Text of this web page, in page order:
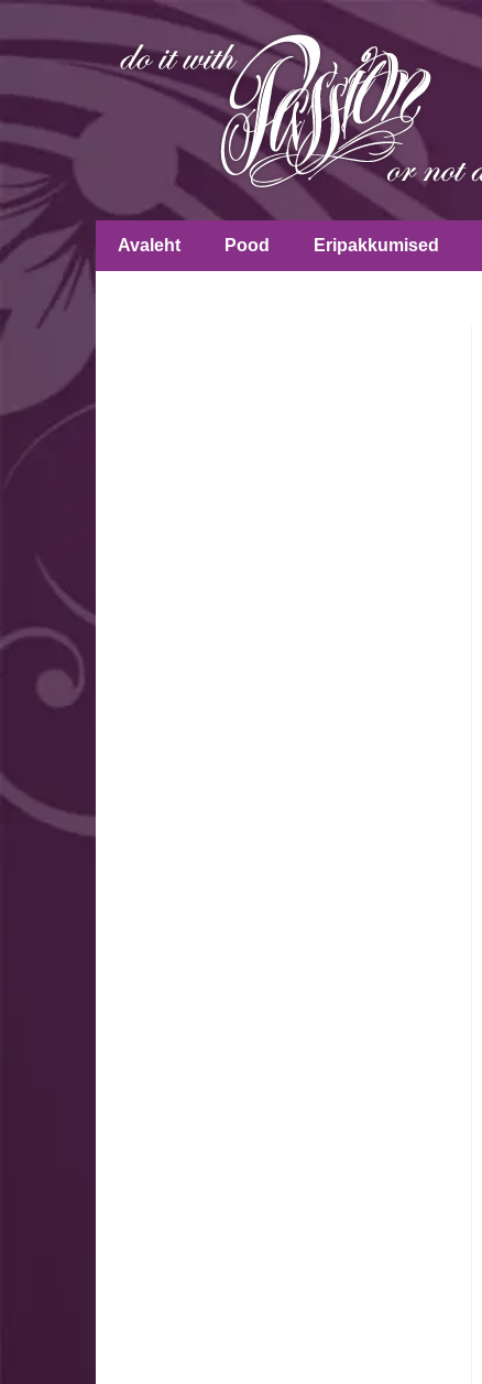
Avaleht Pood Eripakkumised